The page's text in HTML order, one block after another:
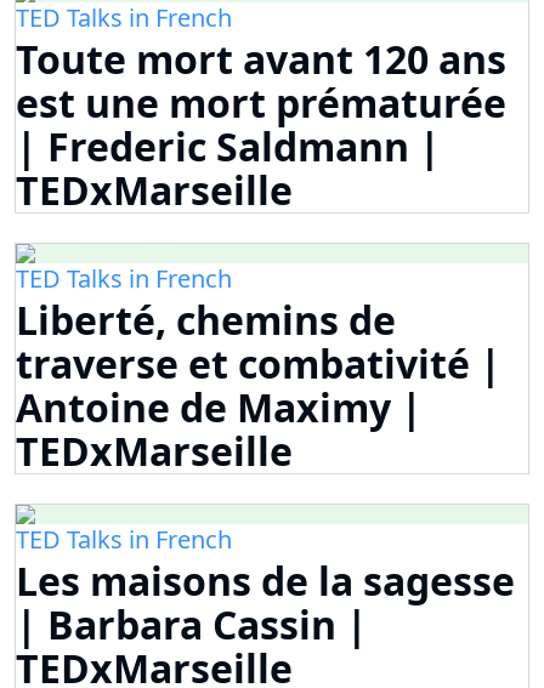
TED Talks in French
Toute mort avant 120 ans
est une mort prématurée
| Frederic Saldmann |
TEDxMarseille
TED Talks in French
Liberté, chemins de
traverse et combativité |
Antoine de Maximy |
TEDxMarseille
TED Talks in French
Les maisons de la sagesse
| Barbara Cassin |
TEDxMarseille